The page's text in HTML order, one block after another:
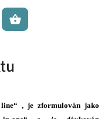
, je zformulován jako